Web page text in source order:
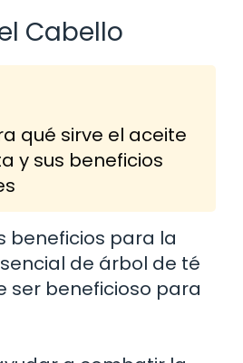
Cabello
qué sirve el aceite
y sus beneficios
beneficios para la
de árbol de té
ser beneficioso para